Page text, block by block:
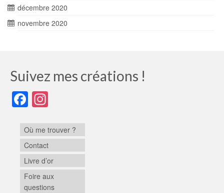
décembre 2020
novembre 2020
Suivez mes créations !
Facebook
Où me trouver ?
Contact
Livre d’or
Foire aux
questions